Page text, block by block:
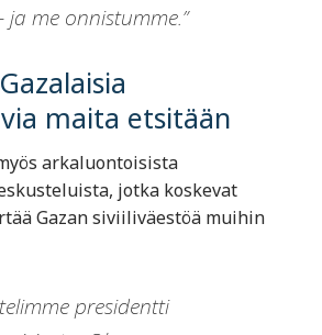
ja me onnistumme.”
maita etsitään
arkaluontoisista
jotka koskevat
Gazan siviiliväestöä muihin
presidentti